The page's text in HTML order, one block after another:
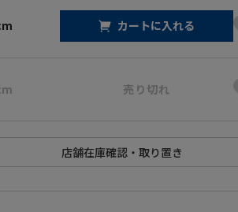
カートに入れる
売り切れ